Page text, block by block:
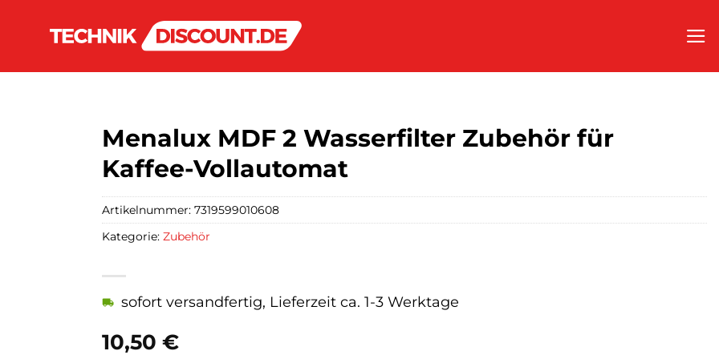
Menalux MDF 2 Wasserfilter Zubehör für
Kaffee-Vollautomat
10,50 €
sofort versandfertig, Lieferzeit ca. 1-3 Werktage
Artikelnummer: 7319599010608
Kategorie: Zubehör